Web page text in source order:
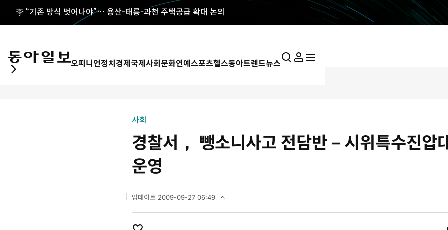
李 “기존 방식 벗어나야”… 용산-태릉-과천 주택공급 확대 논의
오피니언정치경제국제사회문화연예스포츠헬스동아트렌드뉴스 통 마 전
사회
경찰서， 뺑소니사고 전담반－시위특수진압
운영
업데이트 2009-09-27 06:49
0